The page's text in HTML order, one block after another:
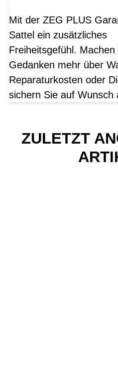
Mit der ZEG PLUS
Sattel ein zusätzliches
Freiheitsgefühl.
Gedanken mehr über
Reparaturkosten oder
sichern Sie auf Wunsch
ZULETZT